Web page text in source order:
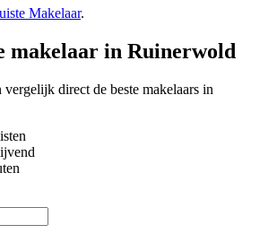
Makelaar.
makelaar in Ruinerwold
direct de beste makelaars in